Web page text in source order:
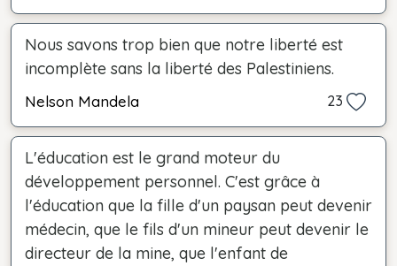
Nous savons trop bien que notre liberté est
incomplète sans la liberté des Palestiniens.
Nelson Mandela 23
L'éducation est le grand moteur du
développement personnel. C'est grâce à
l'éducation que la fille d'un paysan peut devenir
médecin, que le fils d'un mineur peut devenir le
directeur de la mine, que l'enfant de